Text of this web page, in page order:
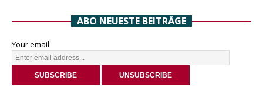
ABO NEUESTE BEITRÄGE
Your email: